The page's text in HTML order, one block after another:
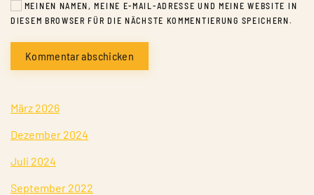
MEINEN NAMEN, MEINE E-MAIL-ADRESSE UND MEINE WEBSITE IN
DIESEM BROWSER FÜR DIE NÄCHSTE KOMMENTIERUNG SPEICHERN.
Kommentar abschicken
März 2026
Dezember 2024
Juli 2024
September 2022